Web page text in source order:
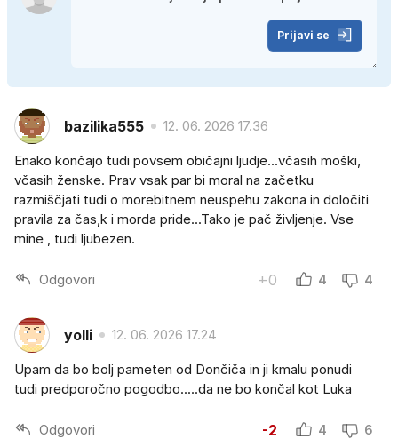
Prijavi se
bazilika555 12. 06. 2026 17.36
Enako končajo tudi povsem običajni ljudje...včasih moški,
včasih ženske. Prav vsak par bi moral na začetku
razmiščjati tudi o morebitnem neuspehu zakona in določiti
pravila za čas,k i morda pride...Tako je pač življenje. Vse
mine , tudi ljubezen.
Odgovori +0 4 4
yolli 12. 06. 2026 17.24
Upam da bo bolj pameten od Dončiča in ji kmalu ponudi
tudi predporočno pogodbo.....da ne bo končal kot Luka
Odgovori -2 4 6